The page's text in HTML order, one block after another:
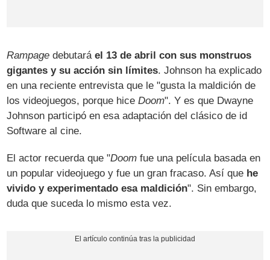
Rampage debutaráel 13 de abril con sus monstruos
gigantes y su acción sin límites. Johnson ha explicado
en una reciente entrevista que le "gusta la maldición de
los videojuegos, porque hiceDoom". Y es que Dwayne
Johnson participó en esa adaptación del clásico de id
Software al cine.
El actor recuerda que "Doom fue una película basada en
un popular videojuego y fue un gran fracaso. Así que he
vivido y experimentado esa maldición". Sin embargo,
duda que suceda lo mismo esta vez.